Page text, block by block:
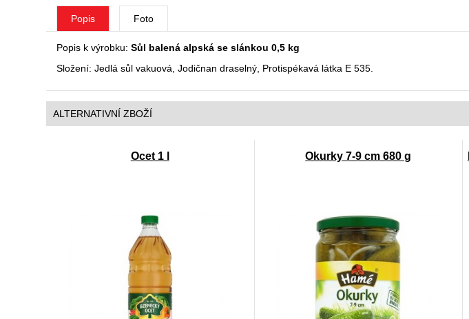
Popis Foto
Popis k výrobku: Sůl balená alpská se slánkou 0,5 kg
Složení: Jedlá sůl vakuová, Jodičnan draselný, Protispékavá látka E 535.
ALTERNATIVNÍ ZBOŽÍ
Ocet 1 l Okurky 7-9 cm 680 g